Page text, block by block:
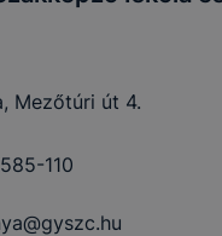
Mezőtúri út 4.
110